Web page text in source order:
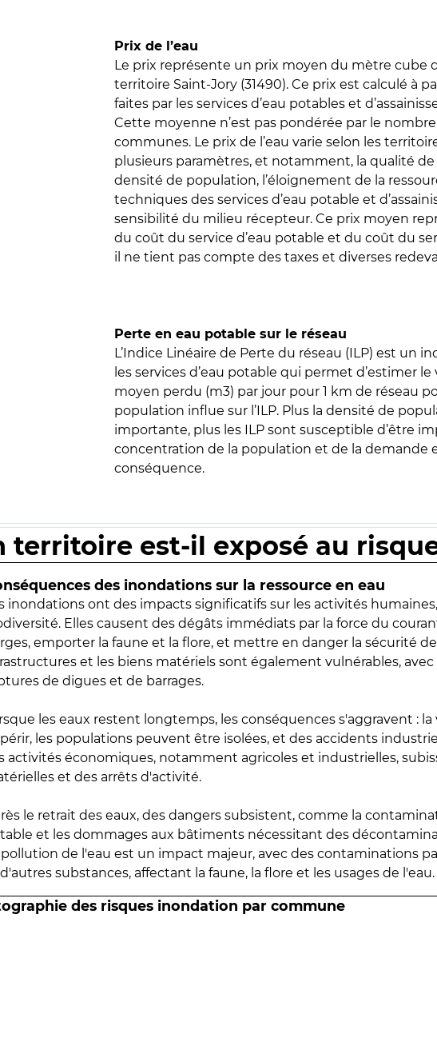
Prix de l’eau
Le prix représente un prix moyen du mètre cube
territoire Saint-Jory (31490). Ce prix est calculé à
faites par les services d’eau potables et
Cette moyenne n’est pas pondérée par le
communes. Le prix de l’eau varie selon les
plusieurs paramètres, et notamment, la qualité de
densité de population, l’éloignement de la
techniques des services d’eau potable et
sensibilité du milieu récepteur. Ce prix moyen
du coût du service d’eau potable et du coût du
il ne tient pas compte des taxes et diverses
Perte en eau potable sur le réseau
L’Indice Linéaire de Perte du réseau (ILP) est un
les services d’eau potable qui permet d’estimer le
moyen perdu (m3) par jour pour 1 km de réseau
population influe sur l’ILP. Plus la densité de
importante, plus les ILP sont susceptible d’être
concentration de la population et de la demande
conséquence.
territoire est-il exposé au
des inondations sur la ressource en eau
inondations ont des impacts significatifs sur les activités
Elles causent des dégâts immédiats par la force du
emporter la faune et la flore, et mettre en danger la sécurité
et les biens matériels sont également vulnérables, avec
de digues et de barrages.
les eaux restent longtemps, les conséquences s'aggravent :
les populations peuvent être isolées, et des accidents
activités économiques, notamment agricoles et industrielles,
et des arrêts d'activité.
le retrait des eaux, des dangers subsistent, comme la
et les dommages aux bâtiments nécessitant des
pollution de l'eau est un impact majeur, avec des contaminations
substances, affectant la faune, la flore et les usages de l'eau.
des risques inondation par commune